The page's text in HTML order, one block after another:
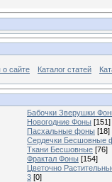
сайте Каталог статей
Бабочки Зверушки
Новогодние Фоны [151]
Пасхальные фоны [18]
Сердечки Бесшовные
Ткани Бесшовные [76]
Фрактал Фоны [154]
Цветочно
3 [0]